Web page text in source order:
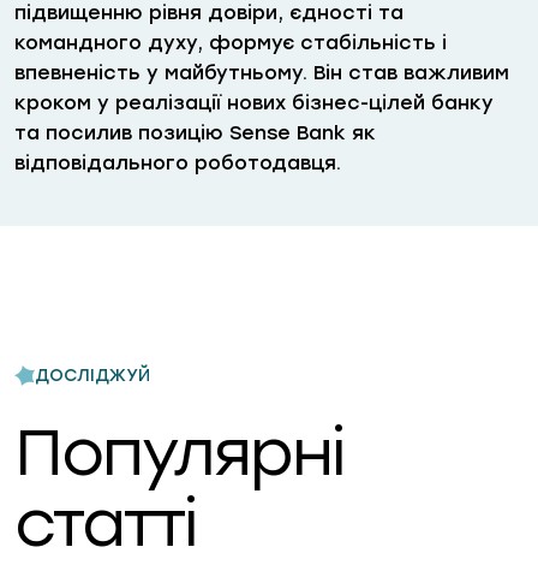
підвищенню рівня довіри, єдності та
командного духу, формує стабільність і
впевненість у майбутньому. Він став важливим
кроком у реалізації нових бізнес-цілей банку
та посилив позицію Sense Bank як
відповідального роботодавця.
ДОСЛІДЖУЙ
Популярні
статті